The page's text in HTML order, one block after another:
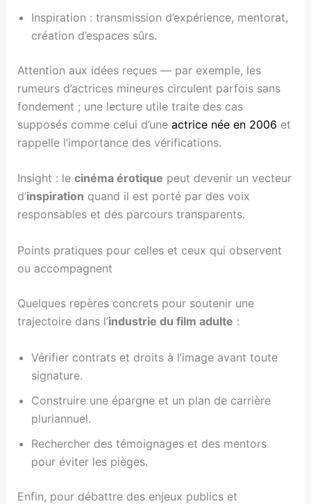
Inspiration : transmission d’expérience, mentorat,
création d’espaces sûrs.
Attention aux idées reçues — par exemple, les
rumeurs d’actrices mineures circulent parfois sans
fondement ; une lecture utile traite des cas
supposés comme celui d’une actrice née en 2006 et
rappelle l’importance des vérifications.
Insight : le cinéma érotique peut devenir un vecteur
d’inspiration quand il est porté par des voix
responsables et des parcours transparents.
Points pratiques pour celles et ceux qui observent
ou accompagnent
Quelques repères concrets pour soutenir une
trajectoire dans l’industrie du film adulte :
Vérifier contrats et droits à l’image avant toute
signature.
Construire une épargne et un plan de carrière
pluriannuel.
Rechercher des témoignages et des mentors
pour éviter les pièges.
Enfin, pour débattre des enjeux publics et